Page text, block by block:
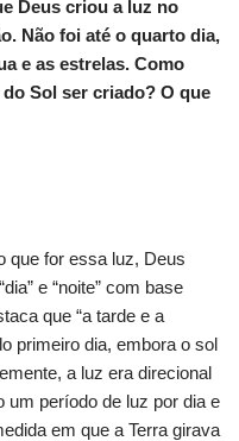
Deus criou a luz no
Não foi até o quarto dia,
e as estrelas. Como
Sol ser criado? O que
que for essa luz, Deus
e “noite” com base
que “a tarde e a
primeiro dia, embora o sol
a luz era direcional
um período de luz por dia e
em que a Terra girava